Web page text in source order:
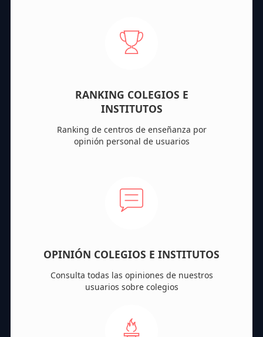
RANKING COLEGIOS E
INSTITUTOS
Ranking de centros de enseñanza por
opinión personal de usuarios
OPINIÓN COLEGIOS E INSTITUTOS
Consulta todas las opiniones de nuestros
usuarios sobre colegios